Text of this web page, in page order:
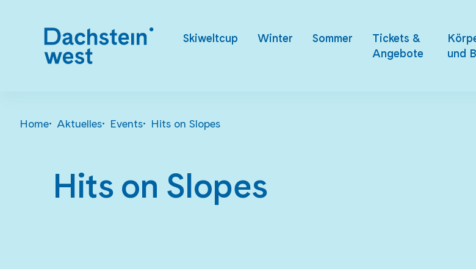
Skiweltcup Winter Sommer
Tickets &
Angebote
und
Home Aktuelles Events Hits on Slopes
Hits on Slopes